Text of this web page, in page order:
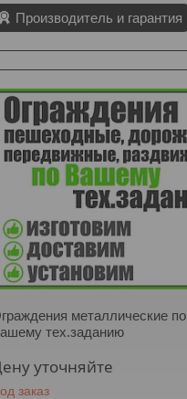
Производитель и гарантия
металлические по
тех.заданию
уточняйте
заказ